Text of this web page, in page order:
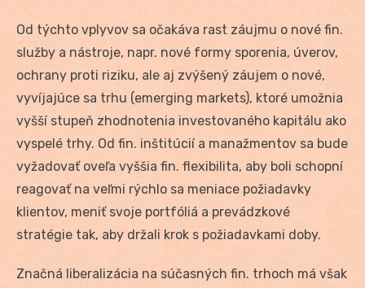
Od týchto vplyvov sa očakáva rast záujmu o nové fin.
služby a nástroje, napr. nové formy sporenia, úverov,
ochrany proti riziku, ale aj zvýšený záujem o nové,
vyvíjajúce sa trhu (emerging markets), ktoré umožnia
vyšší stupeň zhodnotenia investovaného kapitálu ako
vyspelé trhy. Od fin. inštitúcií a manažmentov sa bude
vyžadovať oveľa vyššia fin. flexibilita, aby boli schopní
reagovať na veľmi rýchlo sa meniace požiadavky
klientov, meniť svoje portfóliá a prevádzkové
stratégie tak, aby držali krok s požiadavkami doby.
Značná liberalizácia na súčasných fin. trhoch má však